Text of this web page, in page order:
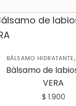
BÁLSAMO HIDRATANTE,
Bálsamo de
VERA
$ 1.900